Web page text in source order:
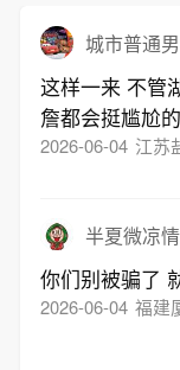
城市普通
这样一来 不管
詹都会挺尴尬的
2026-06-04 江苏
半夏微凉
你们别被骗了
2026-06-04 福建